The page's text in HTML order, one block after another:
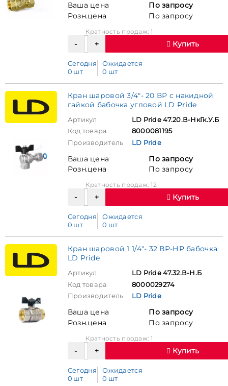
Ваша цена
По запросу
Розн.цена
По запросу
Кратность продаж: 1
Купить
Сегодня
0 шт
Ожидается
0 шт
Кран шаровой 3/4"- 20 ВР с накидной
гайкой бабочка угловой LD Pride
Артикул
LD Pride 47.20.В-НкГк.У.Б
Код товара
8000081195
Производитель
LD Pride
Ваша цена
По запросу
Розн.цена
По запросу
Кратность продаж: 12
Купить
Сегодня
0 шт
Ожидается
0 шт
Кран шаровой 1 1/4"- 32 ВР-НР бабочка
LD Pride
Артикул
LD Pride 47.32.В-Н.Б
Код товара
8000029274
Производитель
LD Pride
Ваша цена
По запросу
Розн.цена
По запросу
Кратность продаж: 1
Купить
Сегодня
0 шт
Ожидается
0 шт